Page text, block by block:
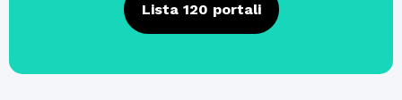
Lista 120 portali